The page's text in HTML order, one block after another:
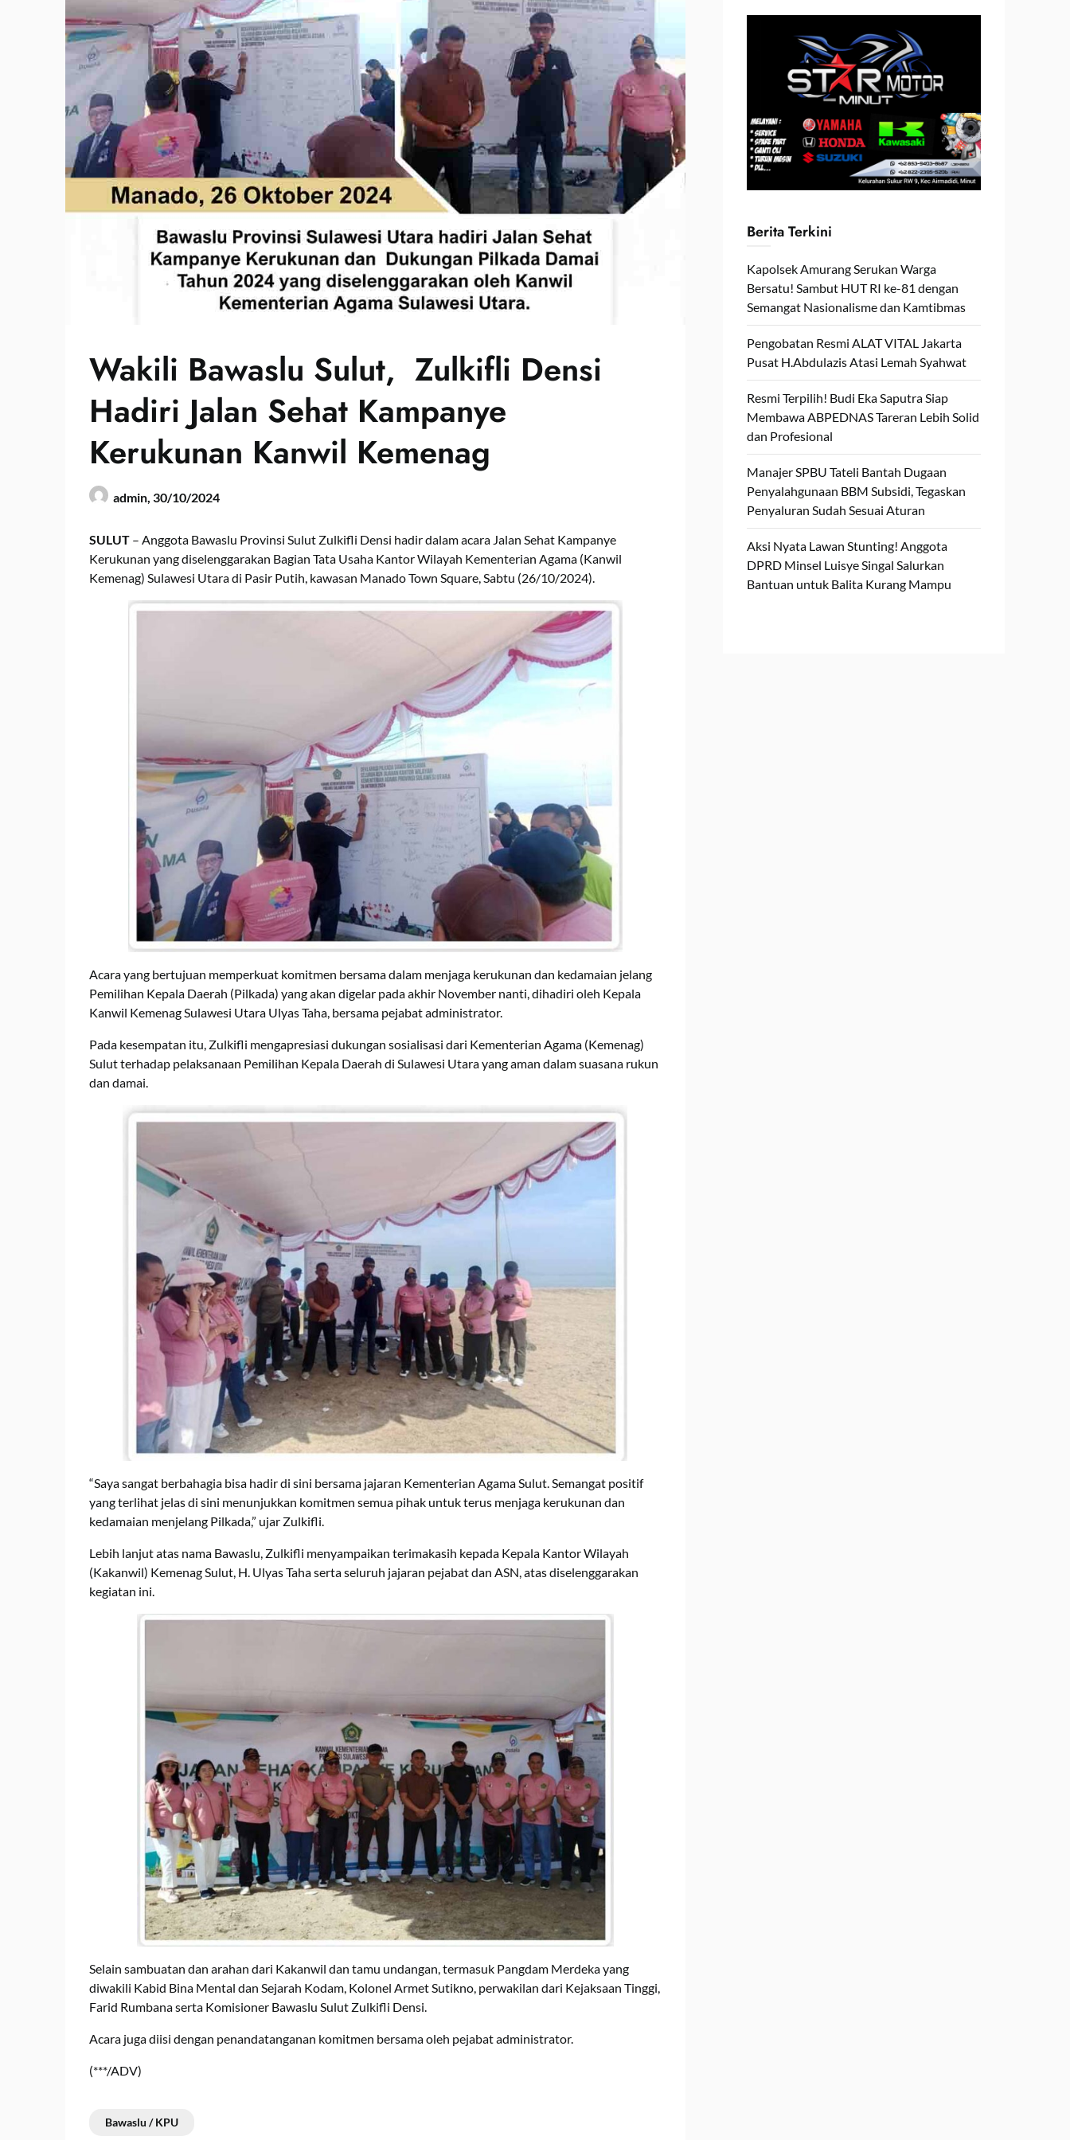
Wakili Bawaslu Sulut, Zulkifli Densi
Hadiri Jalan Sehat Kampanye
Kerukunan Kanwil Kemenag
admin, 30/10/2024
SULUT – Anggota Bawaslu Provinsi Sulut Zulkifli Densi hadir dalam acara Jalan Sehat Kampanye
Kerukunan yang diselenggarakan Bagian Tata Usaha Kantor Wilayah Kementerian Agama (Kanwil
Kemenag) Sulawesi Utara di Pasir Putih, kawasan Manado Town Square, Sabtu (26/10/2024).
Acara yang bertujuan memperkuat komitmen bersama dalam menjaga kerukunan dan kedamaian jelang
Pemilihan Kepala Daerah (Pilkada) yang akan digelar pada akhir November nanti, dihadiri oleh Kepala
Kanwil Kemenag Sulawesi Utara Ulyas Taha, bersama pejabat administrator.
Pada kesempatan itu, Zulkifli mengapresiasi dukungan sosialisasi dari Kementerian Agama (Kemenag)
Sulut terhadap pelaksanaan Pemilihan Kepala Daerah di Sulawesi Utara yang aman dalam suasana rukun
dan damai.
“Saya sangat berbahagia bisa hadir di sini bersama jajaran Kementerian Agama Sulut. Semangat positif
yang terlihat jelas di sini menunjukkan komitmen semua pihak untuk terus menjaga kerukunan dan
kedamaian menjelang Pilkada,” ujar Zulkifli.
Lebih lanjut atas nama Bawaslu, Zulkifli menyampaikan terimakasih kepada Kepala Kantor Wilayah
(Kakanwil) Kemenag Sulut, H. Ulyas Taha serta seluruh jajaran pejabat dan ASN, atas diselenggarakan
kegiatan ini.
Selain sambuatan dan arahan dari Kakanwil dan tamu undangan, termasuk Pangdam Merdeka yang
diwakili Kabid Bina Mental dan Sejarah Kodam, Kolonel Armet Sutikno, perwakilan dari Kejaksaan Tinggi,
Farid Rumbana serta Komisioner Bawaslu Sulut Zulkifli Densi.
Acara juga diisi dengan penandatanganan komitmen bersama oleh pejabat administrator.
(***/ADV)
Bawaslu / KPU
Berita Terkini
Kapolsek Amurang Serukan Warga
Bersatu! Sambut HUT RI ke-81 dengan
Semangat Nasionalisme dan Kamtibmas
Pengobatan Resmi ALAT VITAL Jakarta
Pusat H.Abdulazis Atasi Lemah Syahwat
Resmi Terpilih! Budi Eka Saputra Siap
Membawa ABPEDNAS Tareran Lebih Solid
dan Profesional
Manajer SPBU Tateli Bantah Dugaan
Penyalahgunaan BBM Subsidi, Tegaskan
Penyaluran Sudah Sesuai Aturan
Aksi Nyata Lawan Stunting! Anggota
DPRD Minsel Luisye Singal Salurkan
Bantuan untuk Balita Kurang Mampu